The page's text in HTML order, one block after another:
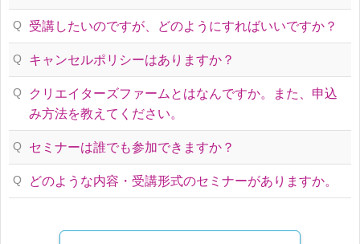
Q 受講したいのですが、どのようにすればいいですか？
Q キャンセルポリシーはありますか？
Q
クリエイターズファームとはなんですか。また、申込
み方法を教えてください。
Q セミナーは誰でも参加できますか？
Q どのような内容・受講形式のセミナーがありますか。